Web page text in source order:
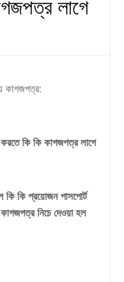
লাগে
কাগজপত্র:
কি কি কাগজপত্র লাগে
কি প্রয়োজন পাসপোর্ট
নিচে দেওয়া হল